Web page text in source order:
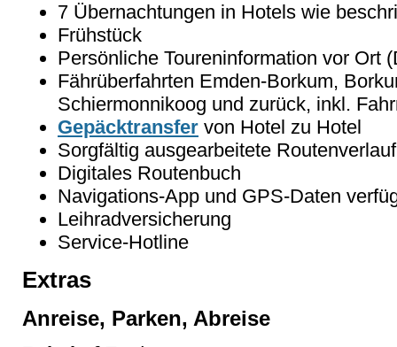
7 Übernachtungen in Hotels wie
Frühstück
Persönliche Toureninformation vor Ort
Fährüberfahrten Emden-Borkum,
Schiermonnikoog und zurück, inkl.
Gepäcktransfer von Hotel zu Hotel
Sorgfältig ausgearbeitete Routenverlauf
Digitales Routenbuch
Navigations-App und GPS-Daten
Leihradversicherung
Service-Hotline
Extras
Anreise, Parken, Abreise